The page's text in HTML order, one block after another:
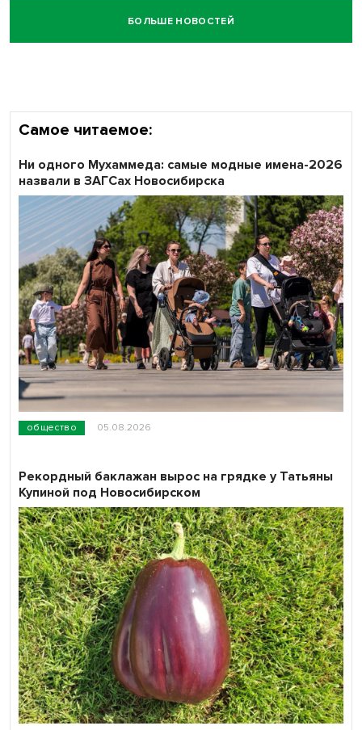
Честный выбор: видеонаблюдение обеспечит
объективность результатов ЕДГ в Новосибирской
БОЛЬШЕ НОВОСТЕЙ
Самое читаемое:
общество 05.08.2026
Ни одного Мухаммеда: самые модные имена-2026
назвали в ЗАГСах Новосибирска
Рекордный баклажан вырос на грядке у Татьяны
Купиной под Новосибирском